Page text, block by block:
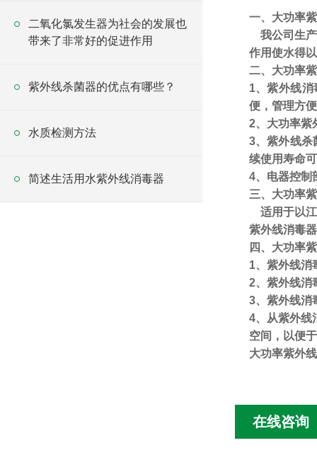
二氧化氯发生器为社会的发展也
带来了非常好的促进作用
紫外线杀菌器的优点有哪些？
水质检测方法
简述生活用水紫外线消毒器
一、大功率
我公司生
作用使水得
二、 大功率
1、紫外线消
便，管理方
2、 大功率紫
3、紫外线杀
续使用寿命
4、电器控制
三、 大功率
适用于以
紫外线消毒
四、 大功率
1、紫外线消
2、紫外线消
3、紫外线消
4、从紫外线
空间，以便
大功率紫外
在线咨询